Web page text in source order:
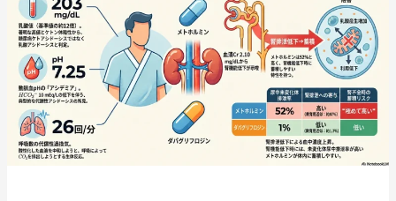
問
274-
275】
尿
中
未
変
化